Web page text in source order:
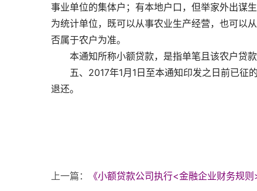
事业单位的集体户；有本地户口，但举家外出谋
为统计单位，既可以从事农业生产经营，也可以
否属于农户为准。
本通知所称小额贷款，是指单笔且该农户贷款
五、2017年1月1日至本通知印发之日前已征
退还。
上一篇：
《小额贷款公司执行<金融企业财务规则